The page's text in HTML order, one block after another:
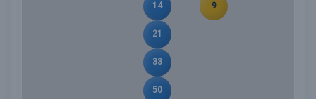
14
21
33
50
9